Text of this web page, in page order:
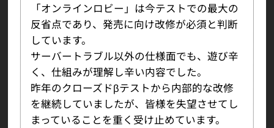
「オンラインロビー」は今テストでの最大の
反省点であり、発売に向け改修が必須と判断
しています。
サーバートラブル以外の仕様面でも、遊び辛
く、仕組みが理解し辛い内容でした。
昨年のクローズドβテストから内部的な改修
を継続していましたが、皆様を失望させてし
まっていることを重く受け止めています。